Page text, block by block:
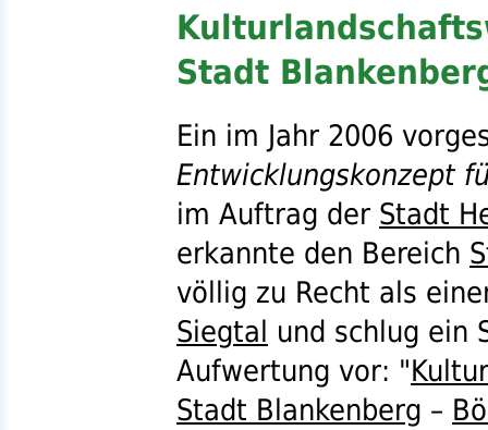
Stadt
Ein im Jahr 2006
Entwicklungskonzept
im Auftrag der Stadt
erkannte den Bereich
völlig zu Recht als
Siegtal und schlug ein
Aufwertung vor: "
Stadt Blankenberg –